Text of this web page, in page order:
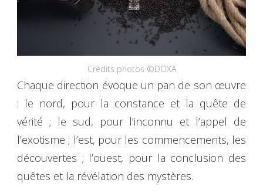
Crédits photos ©DOXA
Chaque direction évoque un pan de son œuvre
: le nord, pour la constance et la quête de
vérité ; le sud, pour l’inconnu et l’appel de
l’exotisme ; l’est, pour les commencements, les
découvertes ; l’ouest, pour la conclusion des
quêtes et la révélation des mystères.